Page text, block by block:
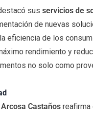
sus servicios de
de nuevas
eficiencia de los
rendimiento y
no solo como
Castaños reafirma